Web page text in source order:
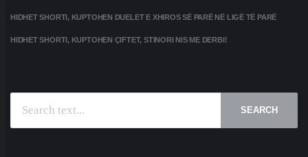
HIDHET SHORTI, KUPTOHEN DUELET E XHIROS SË PARË NË LIGË TË PARË
HIDHET SHORTI, KUPTOHEN ÇIFTET, STINORI NIS ME DERBI!
SEARCH